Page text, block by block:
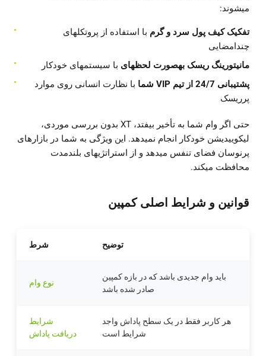
میشوند:
تفکیک کیف پول سرد و گرم با استفاده از پروتکلهای
چندامضایی
مانیتورینگ ریسک بهصورت لحظهای با سیستمهای خودکار
پشتیبانی 24/7 از تیم VIP شما
با نظارت انسانی روی موارد
پرریسک
حتی اگر وام شما به تأخیر بیفتد، XT بدون بررسی موردی،
لیکوییدیشن خودکار انجام نمیدهد. این ویژگی به شما در بازارهای
پرنوسان فضای تنفس میدهد و از استراتژیهای بلندمدت
محافظت میکند.
قوانین و شرایط اصلی کمپین
توضیح شرط
باید وام جدیدی باشد که در بازه کمپین
صادر شده باشد
نوع وام
هر کاربر فقط در یک سطح پاداش واجد
شرایط است
شرایط
دریافت پاداش